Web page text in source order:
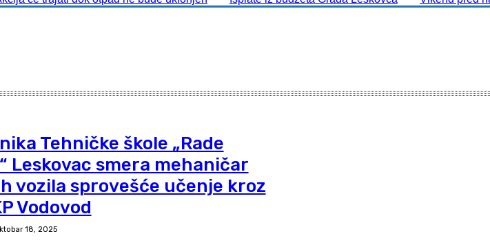
Tehničke škole „Rade
Leskovac smera mehaničar
vozila sprovešće učenje kroz
Vodovod
18, 2025